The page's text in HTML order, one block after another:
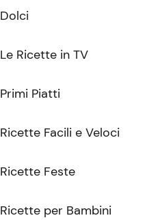
Dolci
Le Ricette in TV
Primi Piatti
Ricette Facili e Veloci
Ricette Feste
Ricette per Bambini